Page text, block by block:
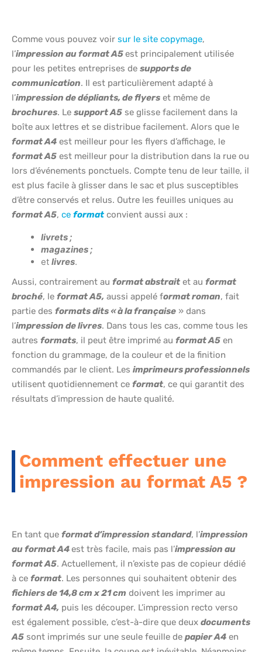
Comme vous pouvez voir sur le site copymage,
l’impression au format A5est principalement utilisée
pour les petites entreprises de supports de
communication. Il est particulièrement adapté à
l’impression de dépliants, de flyers et même de
brochures. Le support A5 se glisse facilement dans la
boîte aux lettres et se distribue facilement. Alors que le
format A4 est meilleur pour les flyers d’affichage, le
format A5 est meilleur pour la distribution dans la rue ou
lors d’événements ponctuels. Compte tenu de leur taille, il
est plus facile à glisser dans le sac et plus susceptibles
d’être conservés et relus. Outre les feuilles uniques au
format A5, ce format convient aussi aux :
livrets ;
magazines ;
et livres.
Aussi, contrairement au format abstrait et au format
broché, le format A5, aussi appelé format roman, fait
partie des formats dits « à la française » dans
l’impression de livres. Dans tous les cas, comme tous les
autres formats, il peut être imprimé au format A5 en
fonction du grammage, de la couleur et de la finition
commandés par le client. Les imprimeurs professionnels
utilisent quotidiennement ce format, ce qui garantit des
résultats d’impression de haute qualité.
Comment effectuer une
impression au format A5 ?
En tant que format d’impression standard, l’impression
au format A4est très facile, mais pas l’impression au
format A5. Actuellement, il n’existe pas de copieur dédié
à ce format. Les personnes qui souhaitent obtenir des
fichiers de 14,8 cm x 21 cm doivent les imprimer au
format A4, puis les découper. L’impression recto verso
est également possible, c’est-à-dire que deux documents
A5 sont imprimés sur une seule feuille de papier A4 en